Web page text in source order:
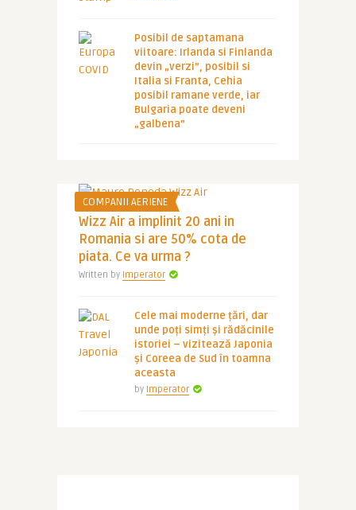
Posibil de saptamana
viitoare: Irlanda si Finlanda
devin „verzi”, posibil si
Italia si Franta, Cehia
posibil ramane verde, iar
Bulgaria poate deveni
„galbena”
COMPANII AERIENE
Wizz Air a implinit 20 ani in
Romania si are 50% cota de
piata. Ce va urma ?
Written by Imperator
Cele mai moderne țări, dar
unde poți simți și rădăcinile
istoriei – vizitează Japonia
și Coreea de Sud în toamna
aceasta
by Imperator